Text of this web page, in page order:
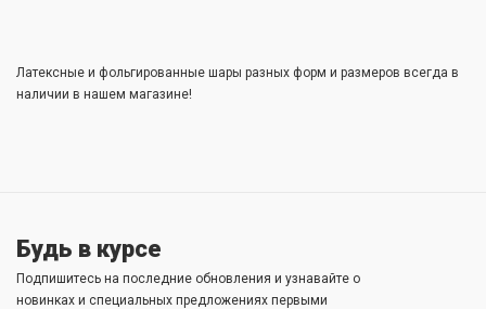
Латексные и фольгированные шары разных форм и размеров всегда в
наличии в нашем магазине!
Будь в курсе
Подпишитесь на последние обновления и узнавайте о
новинках и специальных предложениях первыми